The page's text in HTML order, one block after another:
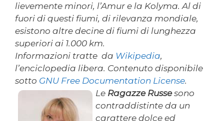
lievemente minori, l’Amur e la Kolyma. Al di
fuori di questi fiumi, di rilevanza mondiale,
esistono altre decine di fiumi di lunghezza
superiori ai 1.000 km.
Informazioni tratte da Wikipedia,
l’enciclopedia libera. Contenuto disponibile
sotto GNU Free Documentation License.
Le Ragazze Russesono
contraddistinte da un
carattere dolce ed